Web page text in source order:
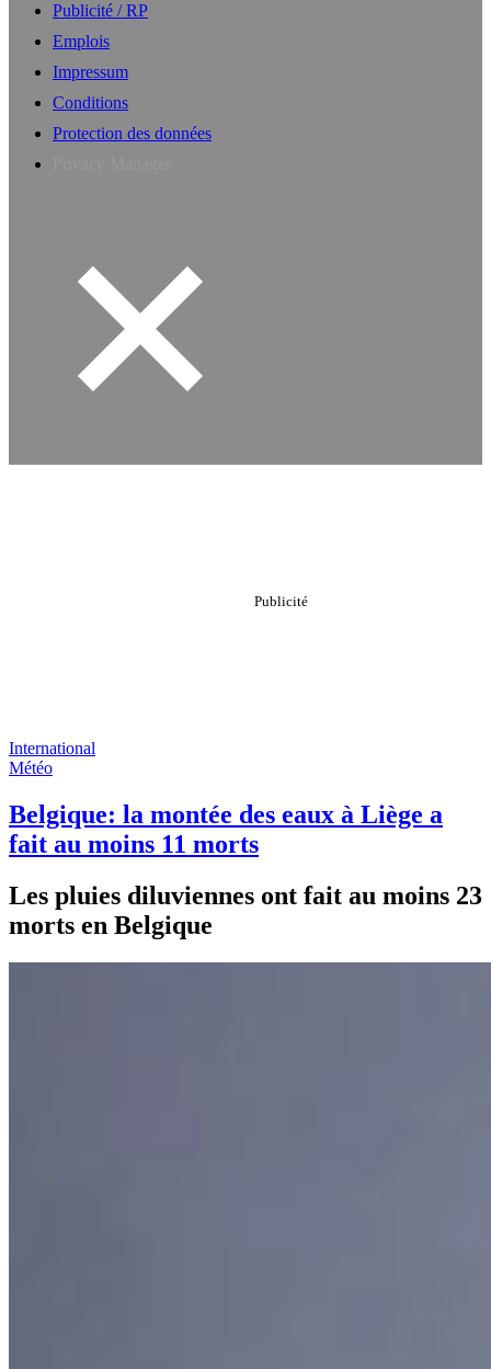
Publicité / RP
Emplois
Impressum
Conditions
Protection des données
International
Météo
Belgique: la montée des eaux à Liège a
fait au moins 11 morts
Les pluies diluviennes ont fait au moins 23
morts en Belgique